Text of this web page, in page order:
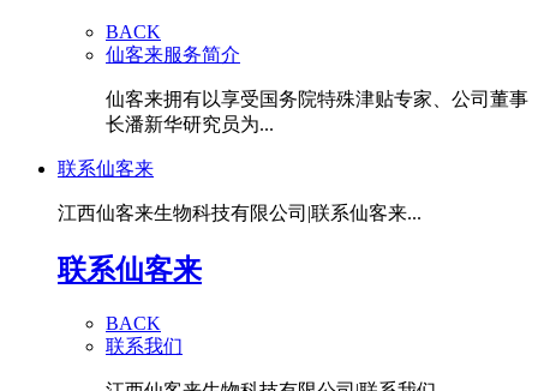
BACK
仙客来服务简介
仙客来拥有以享受国务院特殊津贴专家、公司董事
长潘新华研究员为...
联系仙客来
江西仙客来生物科技有限公司|联系仙客来...
联系仙客来
BACK
联系我们